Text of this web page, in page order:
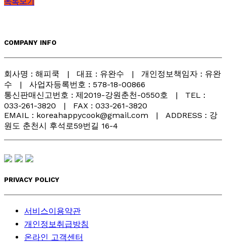
COMPANY INFO
회사명 : 해피쿡 | 대표 : 유완수 | 개인정보책임자 : 유완
수 | 사업자등록번호 : 578-18-00866
통신판매신고번호 : 제2019-강원춘천-0550호 | TEL :
033-261-3820 | FAX : 033-261-3820
EMAIL : koreahappycook@gmail.com | ADDRESS : 강
원도 춘천시 후석로59번길 16-4
PRIVACY POLICY
서비스이용약관
개인정보취급방침
온라인 고객센터